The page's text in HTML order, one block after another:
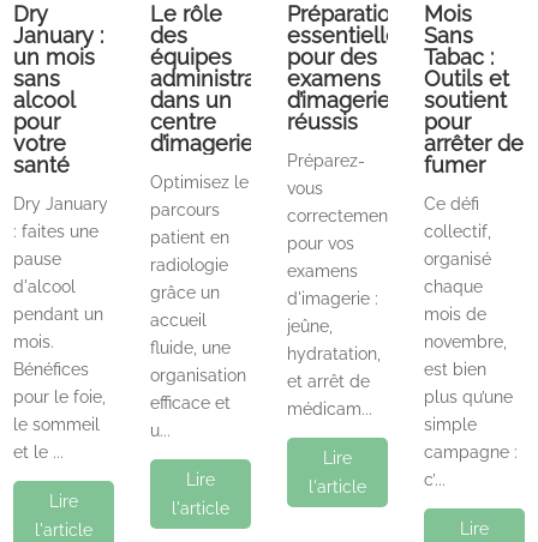
Dry
January :
un mois
sans
alcool
pour
votre
santé
Dry January
: faites une
pause
d'alcool
pendant un
mois.
Bénéfices
pour le foie,
le sommeil
et le ...
Lire
l'article
Le rôle
des
équipes
administratives
dans un
centre
d’imagerie
Optimisez le
parcours
patient en
radiologie
grâce un
accueil
fluide, une
organisation
efficace et
u...
Lire
l'article
Préparation
essentielle
pour des
examens
d’imagerie
réussis
Préparez-
vous
correctement
pour vos
examens
d'imagerie :
jeûne,
hydratation,
et arrêt de
médicam...
Lire
l'article
Mois
Sans
Tabac :
Outils et
soutient
pour
arrêter de
fumer
Ce défi
collectif,
organisé
chaque
mois de
novembre,
est bien
plus qu’une
simple
campagne :
c’...
Lire